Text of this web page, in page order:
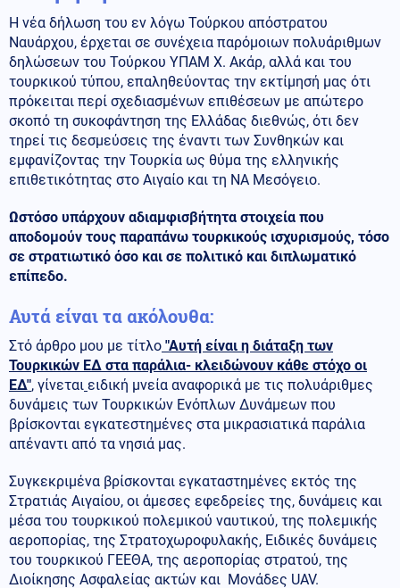
Η νέα δήλωση του εν λόγω Τούρκου απόστρατου
Ναυάρχου, έρχεται σε συνέχεια παρόμοιων πολυάριθμων
δηλώσεων του Τούρκου ΥΠΑΜ Χ. Ακάρ, αλλά και του
τουρκικού τύπου, επαληθεύοντας την εκτίμησή μας ότι
πρόκειται περί σχεδιασμένων επιθέσεων με απώτερο
σκοπό τη συκοφάντηση της Ελλάδας διεθνώς, ότι δεν
τηρεί τις δεσμεύσεις της έναντι των Συνθηκών και
εμφανίζοντας την Τουρκία ως θύμα της ελληνικής
επιθετικότητας στο Αιγαίο και τη ΝΑ Μεσόγειο.
Ωστόσο υπάρχουν αδιαμφισβήτητα στοιχεία που
αποδομούν τους παραπάνω τουρκικούς ισχυρισμούς, τόσο
σε στρατιωτικό όσο και σε πολιτικό και διπλωματικό
επίπεδο.
Αυτά είναι τα ακόλουθα:
Στό άρθρο μου με τίτλο "Αυτή είναι η διάταξη των
Τουρκικών ΕΔ στα παράλια- κλειδώνουν κάθε στόχο οι
ΕΔ", γίνεται ειδική μνεία αναφορικά με τις πολυάριθμες
δυνάμεις των Τουρκικών Ενόπλων Δυνάμεων που
βρίσκονται εγκατεστημένες στα μικρασιατικά παράλια
απέναντι από τα νησιά μας.
Συγκεκριμένα βρίσκονται εγκαταστημένες εκτός της
Στρατιάς Αιγαίου, οι άμεσες εφεδρείες της, δυνάμεις και
μέσα του τουρκικού πολεμικού ναυτικού, της πολεμικής
αεροπορίας, της Στρατοχωροφυλακής, Ειδικές δυνάμεις
του τουρκικού ΓΕΕΘΑ, της αεροπορίας στρατού, της
Διοίκησης Ασφαλείας ακτών και Μονάδες UAV.